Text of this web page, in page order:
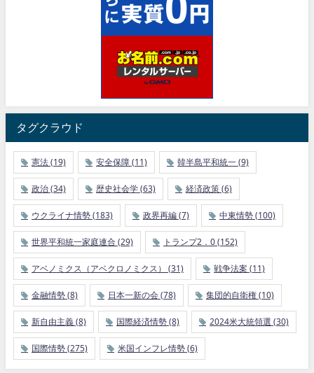
タグクラウド
憲法(19) 安全保障(11) 韓半島平和統一(9)
政治(34) 歴史社会学(63) 経済政策(6)
ウクライナ情勢(183) 政界再編(7) 中東情勢(100)
世界平和統一家庭連合 (29) トランプ2．0(152)
アベノミクス（アベクロノミクス） (31) 戦争法案 (11)
金融情勢(8) 日本一新の会(78) 集団的自衛権(10)
新自由主義(8) 国際経済情勢(8) 2024米大統領選 (30)
国際情勢(275) 米国インフレ情勢(6)